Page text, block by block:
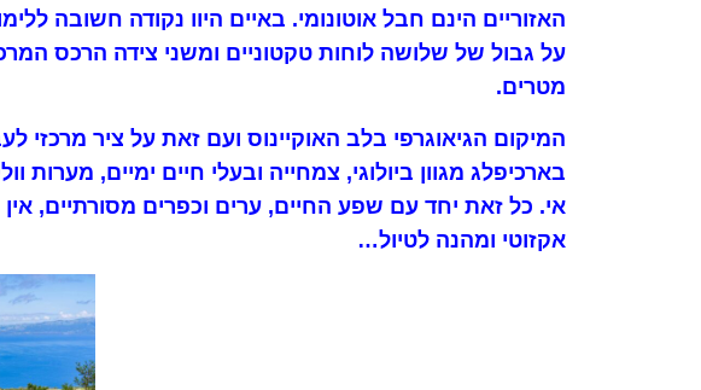
מטרים.
המיקום הגיאוגרפי בלב האוקיינוס ועם זאת על ציר מרכזי
בארכיפלג מגוון ביולוגי, צמחייה ובעלי חיים ימיים, מערות
אי. כל זאת יחד עם שפע החיים, ערים וכפרים מסורתיים,
אקזוטי ומהנה לטיול…